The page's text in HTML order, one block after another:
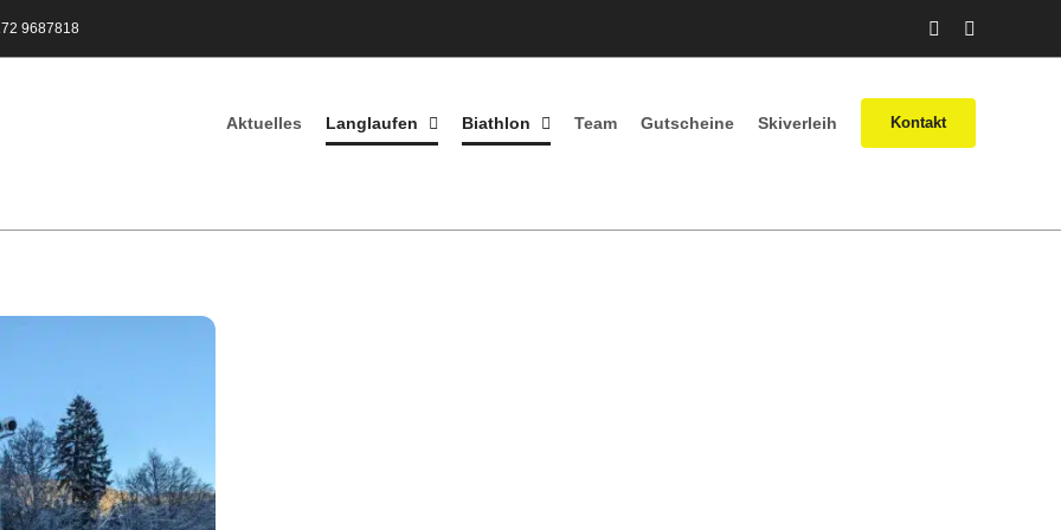
9687818 Facebook
Aktuelles Langlaufen Biathlon Team Gutscheine Skiverleih Kontakt